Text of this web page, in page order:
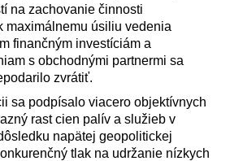
na zachovanie činnosti
maximálnemu úsiliu vedenia
finančným investíciám a
s obchodnými partnermi sa
zvrátiť.
sa podpísalo viacero objektívnych
rast cien palív a služieb v
napätej geopolitickej
tlak na udržanie nízkych